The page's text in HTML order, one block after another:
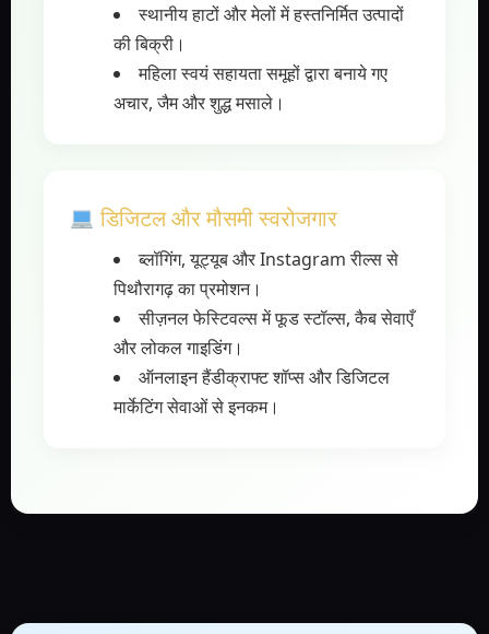
स्थानीय हाटों और मेलों में हस्तनिर्मित उत्पादों
की बिक्री।
महिला स्वयं सहायता समूहों द्वारा बनाये गए
अचार, जैम और शुद्ध मसाले।
डिजिटल और मौसमी स्वरोजगार
ब्लॉगिंग, यूट्यूब और Instagram रील्स से
पिथौरागढ़ का प्रमोशन।
सीज़नल फेस्टिवल्स में फूड स्टॉल्स, कैब सेवाएँ
और लोकल गाइडिंग।
ऑनलाइन हैंडीक्राफ्ट शॉप्स और डिजिटल
मार्केटिंग सेवाओं से इनकम।